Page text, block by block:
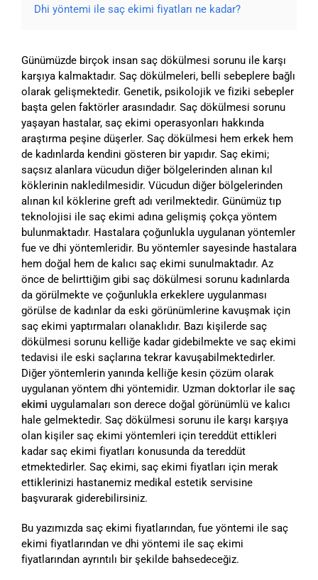
Dhi yöntemi ile saç ekimi fiyatları ne kadar?
Günümüzde birçok insan saç dökülmesi sorunu ile karşı
karşıya kalmaktadır. Saç dökülmeleri, belli sebeplere bağlı
olarak gelişmektedir. Genetik, psikolojik ve fiziki sebepler
başta gelen faktörler arasındadır. Saç dökülmesi sorunu
yaşayan hastalar, saç ekimi operasyonları hakkında
araştırma peşine düşerler. Saç dökülmesi hem erkek hem
de kadınlarda kendini gösteren bir yapıdır. Saç ekimi;
saçsız alanlara vücudun diğer bölgelerinden alınan kıl
köklerinin nakledilmesidir. Vücudun diğer bölgelerinden
alınan kıl köklerine greft adı verilmektedir. Günümüz tıp
teknolojisi ile saç ekimi adına gelişmiş çokça yöntem
bulunmaktadır. Hastalara çoğunlukla uygulanan yöntemler
fue ve dhi yöntemleridir. Bu yöntemler sayesinde hastalara
hem doğal hem de kalıcı saç ekimi sunulmaktadır. Az
önce de belirttiğim gibi saç dökülmesi sorunu kadınlarda
da görülmekte ve çoğunlukla erkeklere uygulanması
görülse de kadınlar da eski görünümlerine kavuşmak için
saç ekimi yaptırmaları olanaklıdır. Bazı kişilerde saç
dökülmesi sorunu kelliğe kadar gidebilmekte ve saç ekimi
tedavisi ile eski saçlarına tekrar kavuşabilmektedirler.
Diğer yöntemlerin yanında kelliğe kesin çözüm olarak
uygulanan yöntem dhi yöntemidir. Uzman doktorlar ile saç
ekimi uygulamaları son derece doğal görünümlü ve kalıcı
hale gelmektedir. Saç dökülmesi sorunu ile karşı karşıya
olan kişiler saç ekimi yöntemleri için tereddüt ettikleri
kadar saç ekimi fiyatları konusunda da tereddüt
etmektedirler. Saç ekimi, saç ekimi fiyatları için merak
ettiklerinizi hastanemiz medikal estetik servisine
başvurarak giderebilirsiniz.
Bu yazımızda saç ekimi fiyatlarından, fue yöntemi ile saç
ekimi fiyatlarından ve dhi yöntemi ile saç ekimi
fiyatlarından ayrıntılı bir şekilde bahsedeceğiz.